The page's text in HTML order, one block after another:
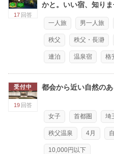
17 回答
かと。いい宿、知りま
一人旅 男一人旅
秩父 秩父・長瀞
連泊 温泉宿 格
受付中
19 回答
都会から近い自然の
女子 首都圏 埼
秩父温泉 4月
10,000円以下